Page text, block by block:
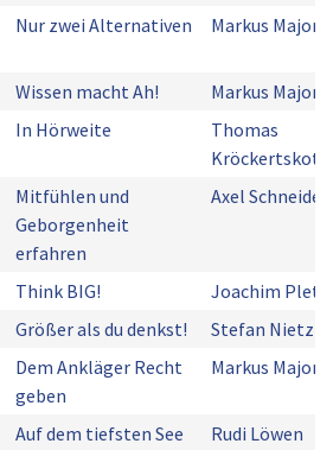
Nur zwei Alternativen Markus
Wissen macht Ah! Markus
In Hörweite
Thomas
Mitfühlen und
Geborgenheit
erfahren
Axel Schneider
Think BIG! Joachim
Größer als du denkst! Stefan Nietzke
Dem Ankläger Recht
geben
Markus
Auf dem tiefsten See
Rudi Löwen